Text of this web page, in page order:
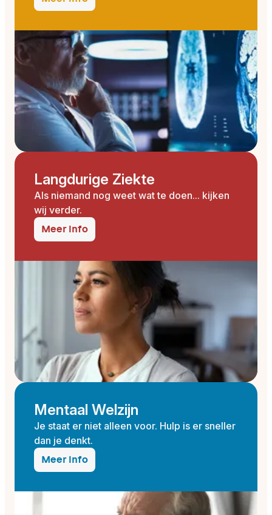
Langdurige Ziekte
Als niemand nog weet wat te doen... kijken
wij verder.
Meer info
Mentaal Welzijn
Je staat er niet alleen voor. Hulp is er sneller
dan je denkt.
Meer info